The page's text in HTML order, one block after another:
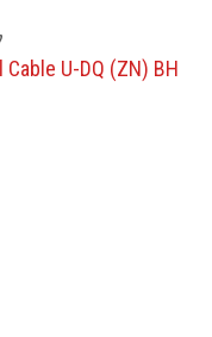
U-DQ (ZN) BH